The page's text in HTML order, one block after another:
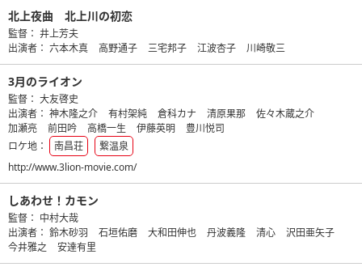
北上夜曲 北上川の初恋
監督： 井上芳夫
出演者： 六本木真 高野通子 三宅邦子 江波杏子 川崎敬三
3月のライオン
監督： 大友啓史
出演者： 神木隆之介 有村架純 倉科カナ 清原果那
佐々木蔵之介
加瀬亮
前田吟 高橋一生 伊藤英明
豊川悦司
ロケ地：
南昌荘
繋温泉
http://www.3lion-movie.com/
しあわせ！カモン
監督： 中村大哉
出演者： 鈴木砂羽 石垣佑磨 大和田伸也 丹波義隆 清心
沢田亜矢子
今井雅之
安達有里